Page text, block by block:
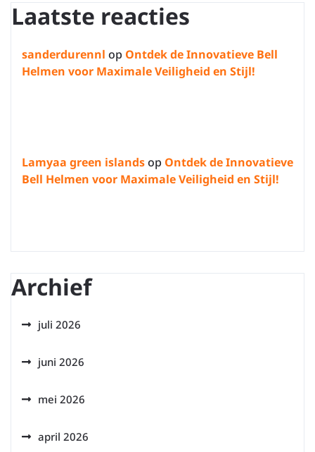
Laatste reacties
sanderdurennl op Ontdek de Innovatieve Bell
Helmen voor Maximale Veiligheid en Stijl!
Lamyaa green islandsop Ontdek de Innovatieve
Bell Helmen voor Maximale Veiligheid en Stijl!
Archief
juli 2026
juni 2026
mei 2026
april 2026